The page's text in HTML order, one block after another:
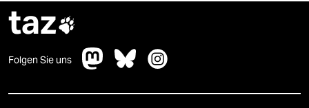
taz
Folgen Sie uns